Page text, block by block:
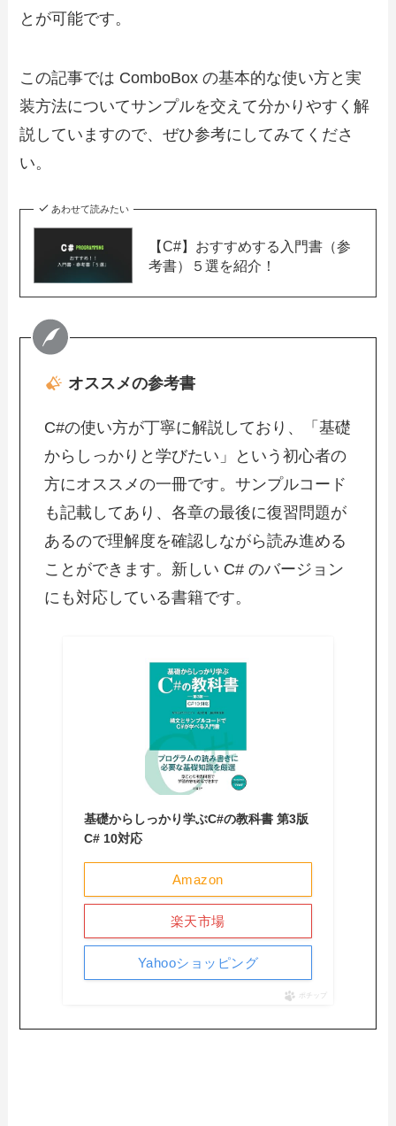
とが可能です。
この記事では ComboBox の基本的な使い方と実
装方法についてサンプルを交えて分かりやすく解
説していますので、ぜひ参考にしてみてくださ
い。
あわせて読みたい
【C#】おすすめする入門書（参
考書）５選を紹介！
オススメの参考書
C#の使い方が丁寧に解説しており、「基礎
からしっかりと学びたい」という初心者の
方にオススメの一冊です。サンプルコード
も記載してあり、各章の最後に復習問題が
あるので理解度を確認しながら読み進める
ことができます。新しい C# のバージョン
にも対応している書籍です。
基礎からしっかり学ぶC#の教科書 第3版
C# 10対応
Amazon
楽天市場
Yahooショッピング
ポチップ